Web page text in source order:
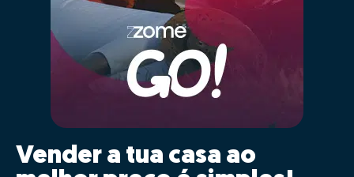
Vender a tua casa ao